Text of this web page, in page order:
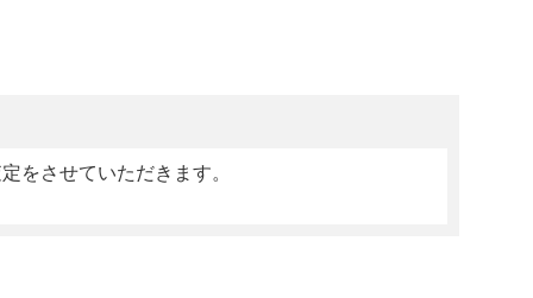
をさせていただきます。